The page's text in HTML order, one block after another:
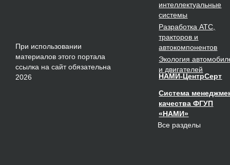
При использовании
материалов этого портала
ссылка на сайт обязательна
2026
интеллектуальные
системы
Разработка АТС,
тракторов и
автокомпонентов
Экология
и двигателей
НАМИ-ЦентрСерт
Система
качества ФГУП
«НАМИ»
Все разделы